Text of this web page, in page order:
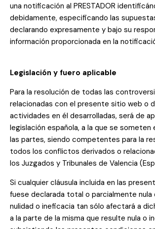
una notificación al PRESTADOR
debidamente, especificando las
declarando expresamente y bajo su
información proporcionada en la
Legislación y fuero aplicable
Para la resolución de todas las
relacionadas con el presente sitio web o
actividades en él desarrolladas, será de
legislación española, a la que se someten
las partes, siendo competentes para la
todos los conflictos derivados o
los Juzgados y Tribunales de Valencia
Si cualquier cláusula incluida en las
fuese declarada total o parcialmente nula
nulidad o ineficacia tan sólo afectará a
a la parte de la misma que resulte nula o